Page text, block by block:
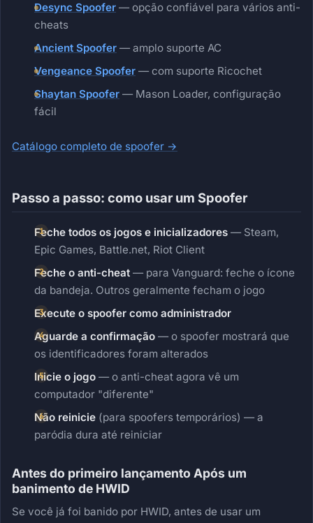
Desync Spoofer — opção confiável para vários anti-
cheats
Ancient Spoofer — amplo suporte AC
Vengeance Spoofer — com suporte Ricochet
Shaytan Spoofer — Mason Loader, configuração
fácil
Catálogo completo de spoofer →
Passo a passo: como usar um Spoofer
Feche todos os jogos e inicializadores — Steam,
Epic Games, Battle.net, Riot Client
Feche o anti-cheat — para Vanguard: feche o ícone
da bandeja. Outros geralmente fecham o jogo
Execute o spoofer como administrador
Aguarde a confirmação — o spoofer mostrará que
os identificadores foram alterados
Inicie o jogo — o anti-cheat agora vê um
computador "diferente"
Não reinicie (para spoofers temporários) — a
paródia dura até reiniciar
Antes do primeiro lançamento Após um
banimento de HWID
Se você já foi banido por HWID, antes de usar um